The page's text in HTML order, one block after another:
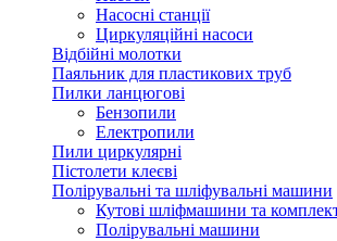
Насосні станції
Циркуляційні насоси
Відбійні молотки
Паяльник для пластикових труб
Пилки ланцюгові
Бензопили
Електропили
Пили циркулярні
Пістолети клеєві
Полірувальні та шліфувальні машини
Кутові шліфмашини та
Полірувальні машини